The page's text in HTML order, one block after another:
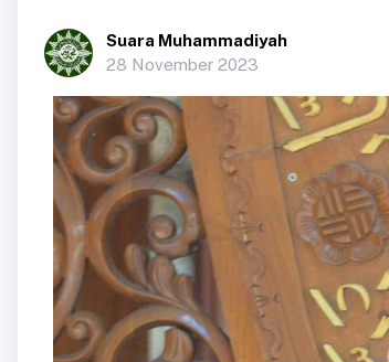
Suara Muhammadiyah
28 November 2023